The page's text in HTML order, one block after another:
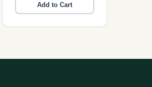
Add to Cart